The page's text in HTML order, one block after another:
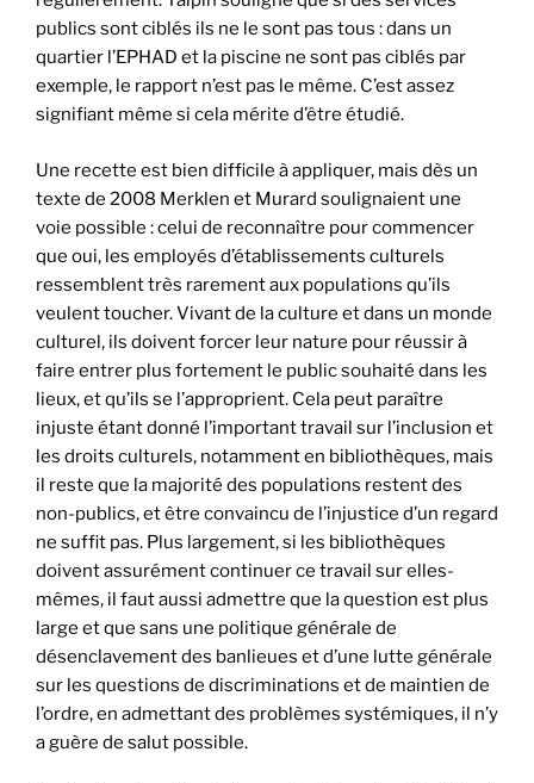
publics sont ciblés ils ne le sont pas tous : dans un
quartier l’EPHAD et la piscine ne sont pas ciblés par
exemple, le rapport n’est pas le même. C’est assez
signifiant même si cela mérite d’être étudié.
Une recette est bien difficile à appliquer, mais dès un
texte de 2008 Merklen et Murard soulignaient une
voie possible : celui de reconnaître pour commencer
que oui, les employés d’établissements culturels
ressemblent très rarement aux populations qu’ils
veulent toucher. Vivant de la culture et dans un monde
culturel, ils doivent forcer leur nature pour réussir à
faire entrer plus fortement le public souhaité dans les
lieux, et qu’ils se l’approprient. Cela peut paraître
injuste étant donné l’important travail sur l’inclusion et
les droits culturels, notamment en bibliothèques, mais
il reste que la majorité des populations restent des
non-publics, et être convaincu de l’injustice d’un regard
ne suffit pas. Plus largement, si les bibliothèques
doivent assurément continuer ce travail sur elles-
mêmes, il faut aussi admettre que la question est plus
large et que sans une politique générale de
désenclavement des banlieues et d’une lutte générale
sur les questions de discriminations et de maintien de
l’ordre, en admettant des problèmes systémiques, il n’y
a guère de salut possible.